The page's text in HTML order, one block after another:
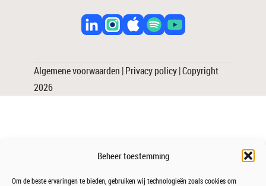
Beheer toestemming
Om de beste ervaringen te bieden, gebruiken wij technologieën zoals cookies om
Algemene voorwaarden |Privacy policy| Copyright
2026